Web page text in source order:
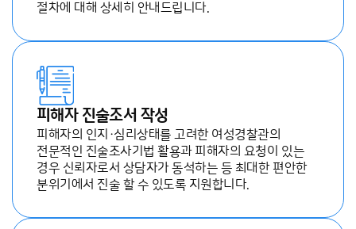
절차에 대해 상세히 안내드립니다.
피해자 진술조서 작성
피해자의 인지·심리상태를 고려한 여성경찰관의
전문적인 진술조사기법 활용과 피해자의 요청이 있는
경우 신뢰자로서 상담자가 동석하는 등 최대한 편안한
분위기에서 진술 할 수 있도록 지원합니다.